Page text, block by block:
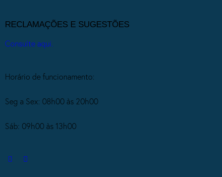
RECLAMAÇÕES E SUGESTÕES
Consulte aqui.
Horário de funcionamento:
Seg a Sex: 08h00 às 20h00
Sáb: 09h00 às 13h00